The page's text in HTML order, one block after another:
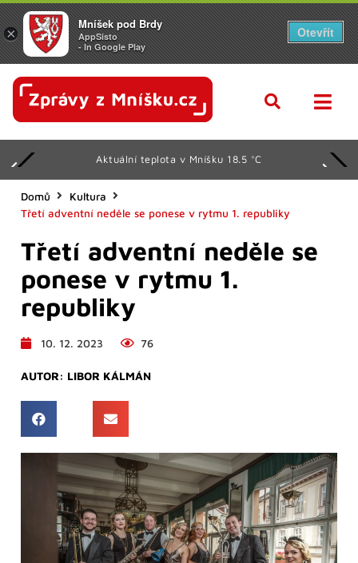
Aktuální teplota v Mníšku 18.5 °C
Domů
Kultura
Třetí adventní neděle se ponese v rytmu 1. republiky
Třetí adventní neděle se
ponese v rytmu 1.
republiky
10. 12. 2023 76
AUTOR: LIBOR KÁLMÁN
×
Mníšek pod Brdy
AppSisto
- In Google Play
Otevřít